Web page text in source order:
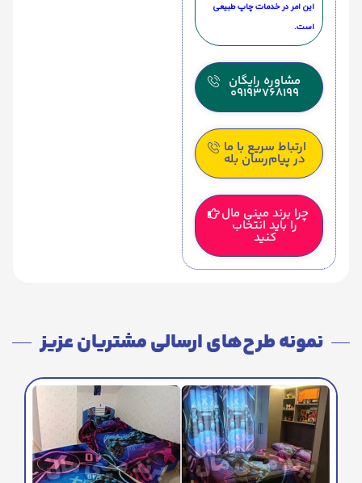
این امر در خدمات چاپ طبیعی
است.
مشاوره رایگان
09193768199
ارتباط سریع با ما
در پیام‌رسان بله
چرا برند مینی مال
را باید انتخاب
کنید
نمونه طرح‌های ارسالی مشتریان عزیز